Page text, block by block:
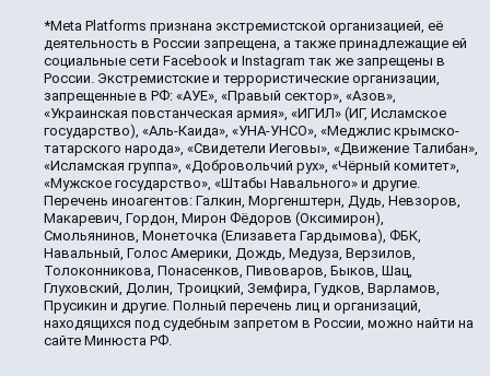
*Meta Platforms признана экстремистской организацией, её
деятельность в России запрещена, а также принадлежащие ей
социальные сети Facebook и Instagram так же запрещены в
России. Экстремистские и террористические организации,
запрещенные в РФ: «АУЕ», «Правый сектор», «Азов»,
«Украинская повстанческая армия», «ИГИЛ» (ИГ, Исламское
государство), «Аль-Каида», «УНА-УНСО», «Меджлис крымско-
татарского народа», «Свидетели Иеговы», «Движение Талибан»,
«Исламская группа», «Добровольчий рух», «Чёрный комитет»,
«Мужское государство», «Штабы Навального» и другие.
Перечень иноагентов: Галкин, Моргенштерн, Дудь, Невзоров,
Макаревич, Гордон, Мирон Фёдоров (Оксимирон),
Смольянинов, Монеточка (Елизавета Гардымова), ФБК,
Навальный, Голос Америки, Дождь, Медуза, Верзилов,
Толоконникова, Понасенков, Пивоваров, Быков, Шац,
Глуховский, Долин, Троицкий, Земфира, Гудков, Варламов,
Прусикин и другие. Полный перечень лиц и организаций,
находящихся под судебным запретом в России, можно найти на
сайте Минюста РФ.